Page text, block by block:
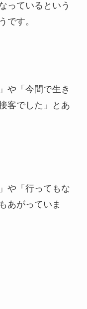
っているという
です。
や「今間で生き
客でした」とあ
や「行ってもな
あがっていま